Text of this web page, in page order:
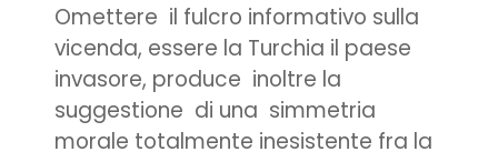
Omettere il fulcro informativo sulla
vicenda, essere la Turchia il paese
invasore, produce inoltre la
suggestione di una simmetria
morale totalmente inesistente fra la